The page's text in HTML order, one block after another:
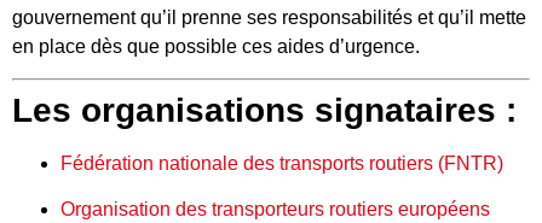
gouvernement qu’il prenne ses responsabilités et qu’il mette
en place dès que possible ces aides d’urgence.
Les organisations signataires :
Fédération nationale des transports routiers (FNTR)
Organisation des transporteurs routiers européens